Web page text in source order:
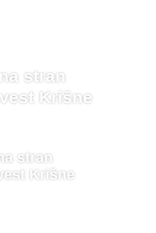
stran
Krišne
stran
Krišne